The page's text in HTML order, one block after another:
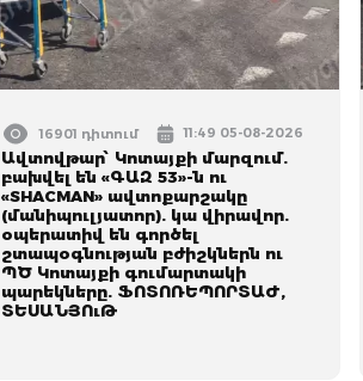
16901 դիտում 11:49 05-08-2026
Ավտովթար՝ Կոտայքի մարզում.
բախվել են «ԳԱԶ 53»-ն ու
«SHACMAN» ավտոքարշակը
(մանիպուլյատոր). կա վիրավոր.
օպերատիվ են գործել
շտապօգնության բժիշկներն ու
ՊԾ Կոտայքի գումարտակի
պարեկները. ՖՈՏՈՌԵՊՈՐՏԱԺ,
ՏԵՍԱՆՅՈւԹ